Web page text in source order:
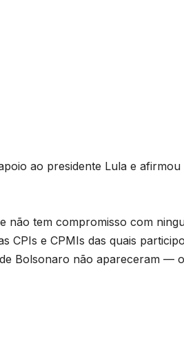
ao presidente Lula e
não tem compromisso com
CPIs e CPMIs das quais
Bolsonaro não apareceram —